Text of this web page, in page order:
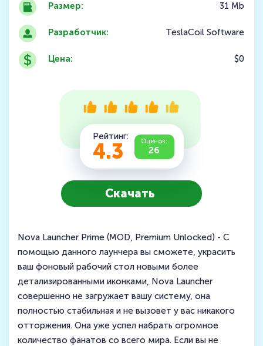
Размер:
Разработчик:
Цена:
31 Mb
TeslaCoil Software
$0
Рейтинг:
4.3 Оценок:
26
Скачать
Nova Launcher Prime (MOD, Premium Unlocked) - С
помощью данного лаунчера вы сможете, украсить
ваш фоновый рабочий стол новыми более
детализированными иконками, Nova Launcher
совершенно не загружает вашу систему, она
полностью стабильная и не вызовет у вас никакого
отторжения. Она уже успел набрать огромное
количество фанатов со всего мира. Если вы не